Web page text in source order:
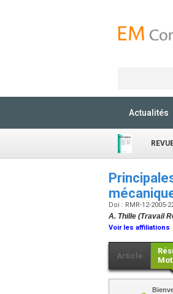
Actualités
Doi : RMR-12-2005-
A. Thille (Travail
Voir les affiliations
Article